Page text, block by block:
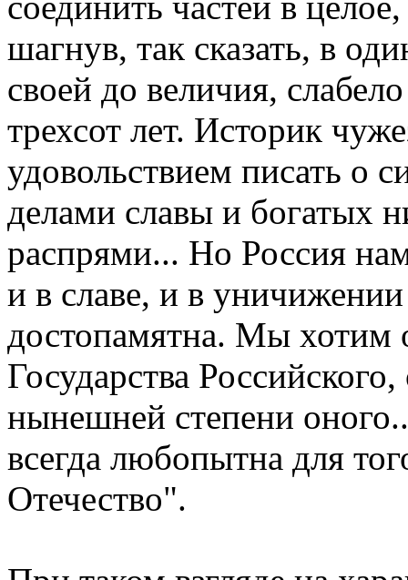
шагнув, так сказать, в
своей до величия,
трехсот лет. Историк
удовольствием писать о
делами славы и богатых
распрями... Но Россия
и в славе, и в
достопамятна. Мы хотим
Государства
нынешней степени
всегда любопытна для
Отечество".